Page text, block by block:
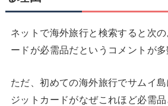
ネットで海外旅行と検索すると次
ードが必需品だというコメントが多
ただ、初めての海外旅行でサムイ
ジットカードがなぜこれほど必需